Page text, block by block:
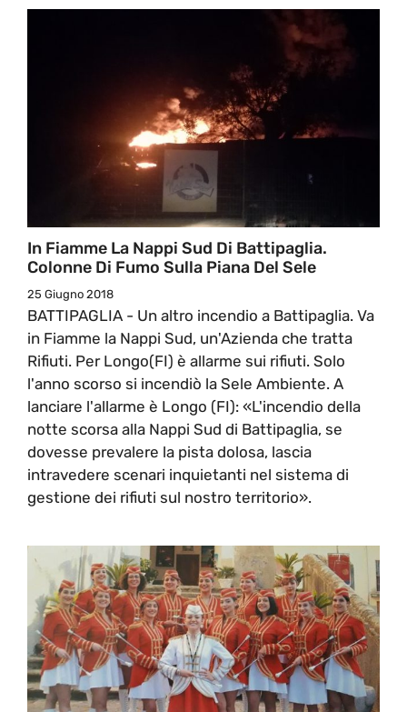
In Fiamme La Nappi Sud Di Battipaglia.
Colonne Di Fumo Sulla Piana Del Sele
25 Giugno 2018
BATTIPAGLIA - Un altro incendio a Battipaglia. Va
in Fiamme la Nappi Sud, un'Azienda che tratta
Rifiuti. Per Longo(FI) è allarme sui rifiuti. Solo
l'anno scorso si incendiò la Sele Ambiente. A
lanciare l'allarme è Longo (FI): «L'incendio della
notte scorsa alla Nappi Sud di Battipaglia, se
dovesse prevalere la pista dolosa, lascia
intravedere scenari inquietanti nel sistema di
gestione dei rifiuti sul nostro territorio».